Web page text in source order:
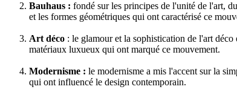
Bauhaus : fondé sur les principes de l'unité de l'art,
et les formes géométriques qui ont caractérisé ce
Art déco : le glamour et la sophistication de l'art
matériaux luxueux qui ont marqué ce mouvement.
Modernisme : le modernisme a mis l'accent sur la
qui ont influencé le design contemporain.